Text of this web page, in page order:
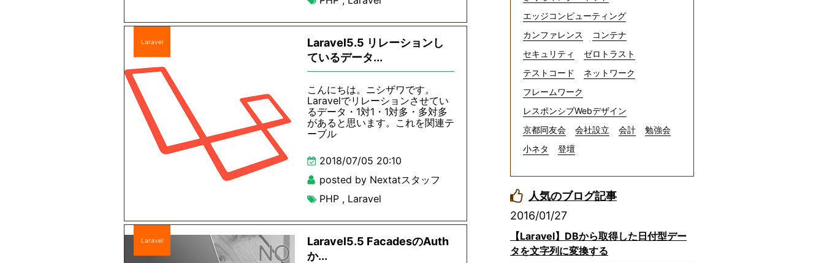
Laravel
Laravel5.5 リレーションし
ているデータ...
こんにちは。ニシザワです。
Laravelでリレーションさせてい
るデータ・1対1・1対多・多対多
があると思います。これを関連テ
ーブル
2018/07/05 20:10
posted by Nextatスタッフ
PHP , Laravel
Laravel
Laravel5.5 FacadesのAuth
か...
エッジコンピューティング
カンファレンス
コンテナ
セキュリティ
ゼロトラスト
テストコード
ネットワーク
フレームワーク
レスポンシブWebデザイン
京都同友会
会社設立 会計
勉強会
小ネタ
登壇
人気のブログ記事
2016/01/27
【Laravel】DBから取得した日付型デー
タを文字列に変換する